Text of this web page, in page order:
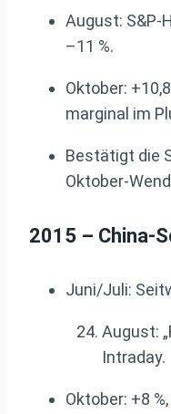
August: S&P-
–11 %.
Oktober:
marginal im
Bestätigt die
Oktober-
2015 – China-
Juni/Juli:
August:
Intraday.
Oktober: +8